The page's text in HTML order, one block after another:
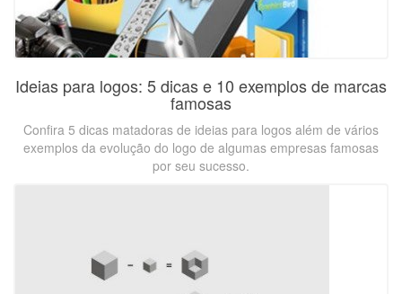
Ideias para logos: 5 dicas e 10 exemplos de marcas
famosas
Confira 5 dicas matadoras de ideias para logos além de vários
exemplos da evolução do logo de algumas empresas famosas
por seu sucesso.